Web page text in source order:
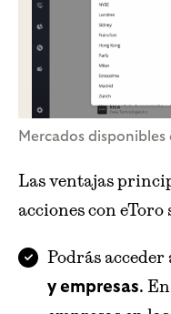
Mercados disponibles
Las ventajas
acciones con eToro
Podrás acceder
y empresas.